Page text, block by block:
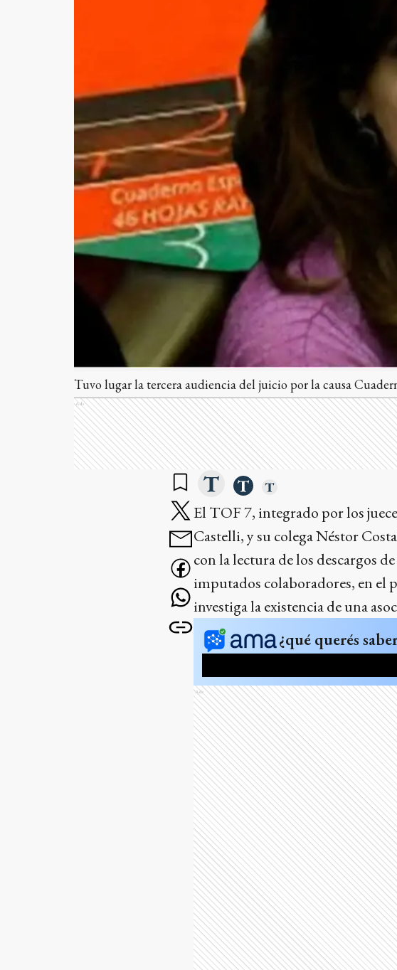
Tuvo lugar la tercera audiencia del juicio por la causa
Ads
El TOF 7, integrado por los
Castelli, y su colega Néstor
con la lectura de los descargos
imputados colaboradores, en el
investiga la existencia de una
¿qué querés
Ads